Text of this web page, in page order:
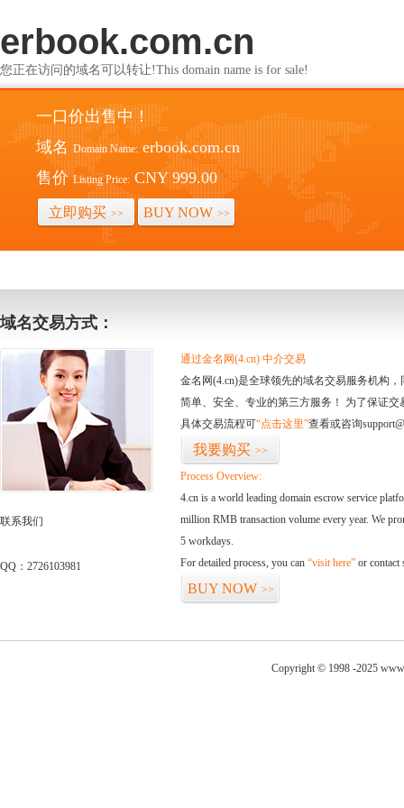
erbook.com.cn
您正在访问的域名可以转让!This domain name is for sale!
一口价出售中！
域名 Domain Name: erbook.com.cn
售价 Listing Price: CNY 999.00
立即购买 >> BUY NOW >>
域名交易方式：
联系我们
QQ：2726103981
通过金名网(4.cn) 中介交易
金名网(4.cn)是全球领先的域名交易服务机构
简单、安全、专业的第三方服务！ 为了保证
具体交易流程可“点击这里”查看或咨询
我要购买 >>
Process Overview:
4.cn is a world leading domain escrow service
million RMB transaction volume every year. We
5 workdays.
For detailed process, you can “visit here” or contact
BUY NOW >>
Copyright © 1998 -2025